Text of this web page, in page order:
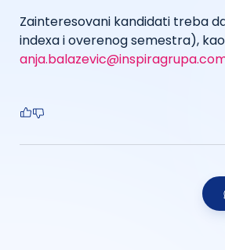
Zainteresovani kandidati treba
indexa i overenog semestra),